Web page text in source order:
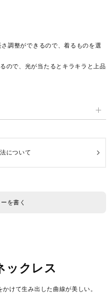
調整ができるので、着るものを選
ので、光が当たるとキラキラと上品
ある場合がございます。天然ゆえの
について
を書く
ックレス
けて生み出した曲線が美しい。